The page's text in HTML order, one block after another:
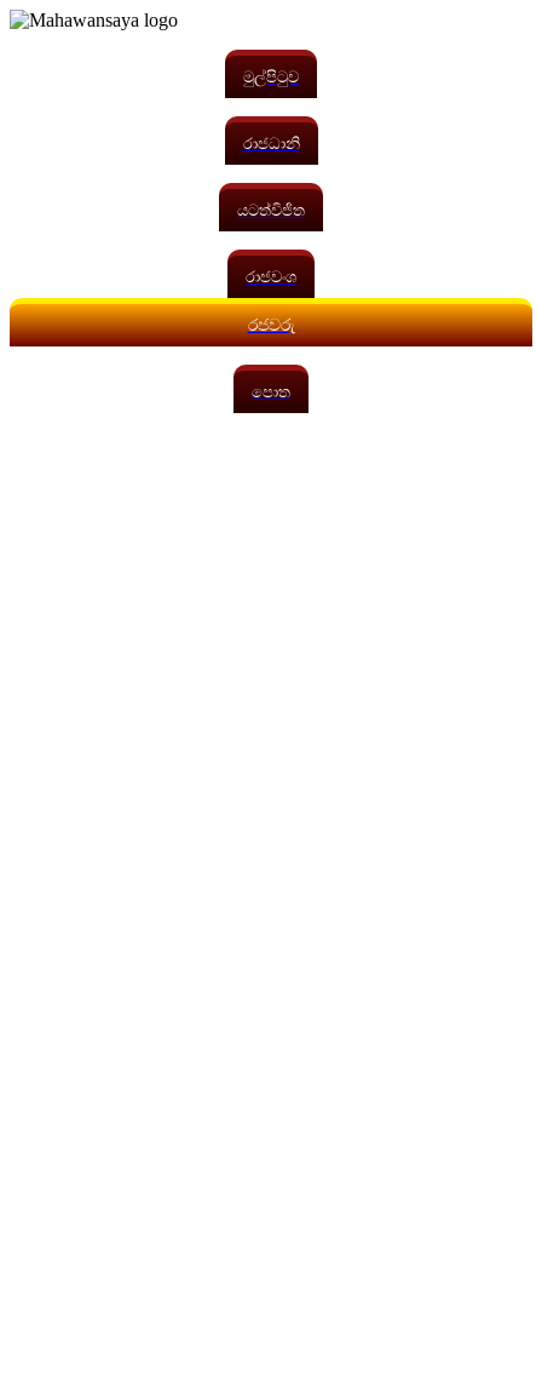
මුල්පිටුව
රාජධානි
යටත්විජිත
රාජවංශ
රජවරු
පොත